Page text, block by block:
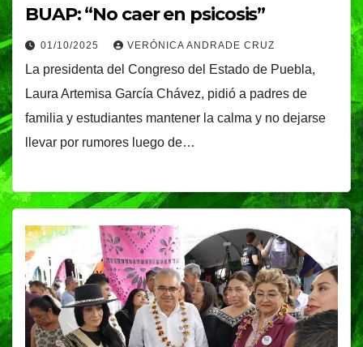
BUAP: “No caer en psicosis”
01/10/2025 VERÓNICA ANDRADE CRUZ
La presidenta del Congreso del Estado de Puebla,
Laura Artemisa García Chávez, pidió a padres de
familia y estudiantes mantener la calma y no dejarse
llevar por rumores luego de…